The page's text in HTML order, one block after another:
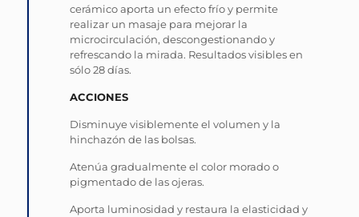
cerámico aporta un efecto frío y permite
realizar un masaje para mejorar la
microcirculación, descongestionando y
refrescando la mirada. Resultados visibles en
sólo 28 días.
ACCIONES
Disminuye visiblemente el volumen y la
hinchazón de las bolsas.
Atenúa gradualmente el color morado o
pigmentado de las ojeras.
Aporta luminosidad y restaura la elasticidad y